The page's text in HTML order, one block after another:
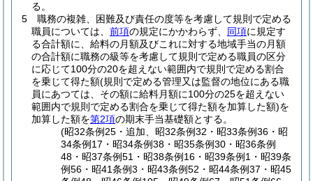
る。
5
職務の複雑、困難及び責任の度等を考慮して規則で定める
職員については、 前項の規定にかかわらず、 同項に規定す
る合計額に、給料の月額及びこれに対する地域手当の月額
の合計額に職務の級等を考慮して規則で定める職員の区分
に応じて100分の20を超えない範囲内で規則で定める割合
を乗じて得た額(規則で定める管理又は監督の地位にある職
員にあつては、その額に給料月額に100分の25を超えない
範囲内で規則で定める割合を乗じて得た額を加算した額)を
加算した額を第2項の期末手当基礎額とする。
(昭32条例25・追加、昭32条例32・昭33条例36・昭
34条例17・昭34条例38・昭35条例30・昭36条例
48・昭37条例51・昭38条例16・昭39条例1・昭39条
例56・昭41条例3・昭43条例52・昭44条例37・昭45